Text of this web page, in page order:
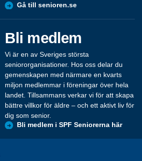
Gå till senioren.se
Bli medlem
Vi är en av Sveriges största
seniororganisationer. Hos oss delar du
gemenskapen med närmare en kvarts
miljon medlemmar i föreningar över hela
landet. Tillsammans verkar vi för att skapa
bättre villkor för äldre – och ett aktivt liv för
dig som senior.
Bli medlem i SPF Seniorerna här